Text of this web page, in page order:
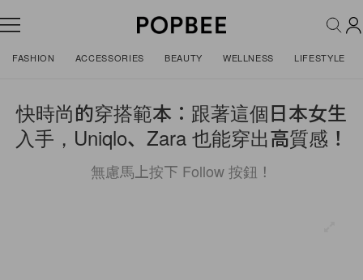
FASHION ACCESSORIES BEAUTY WELLNESS LIFESTYLE
快時尚的穿搭範本：跟著這個日本女生
入手，Uniqlo、Zara 也能穿出高質感！
無慮馬上按下 Follow 按鈕！